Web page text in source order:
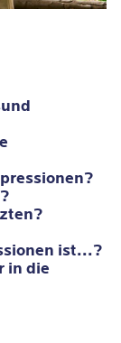
ist...?
in die